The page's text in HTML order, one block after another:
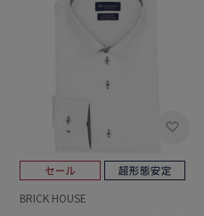
BRICK HOUSE